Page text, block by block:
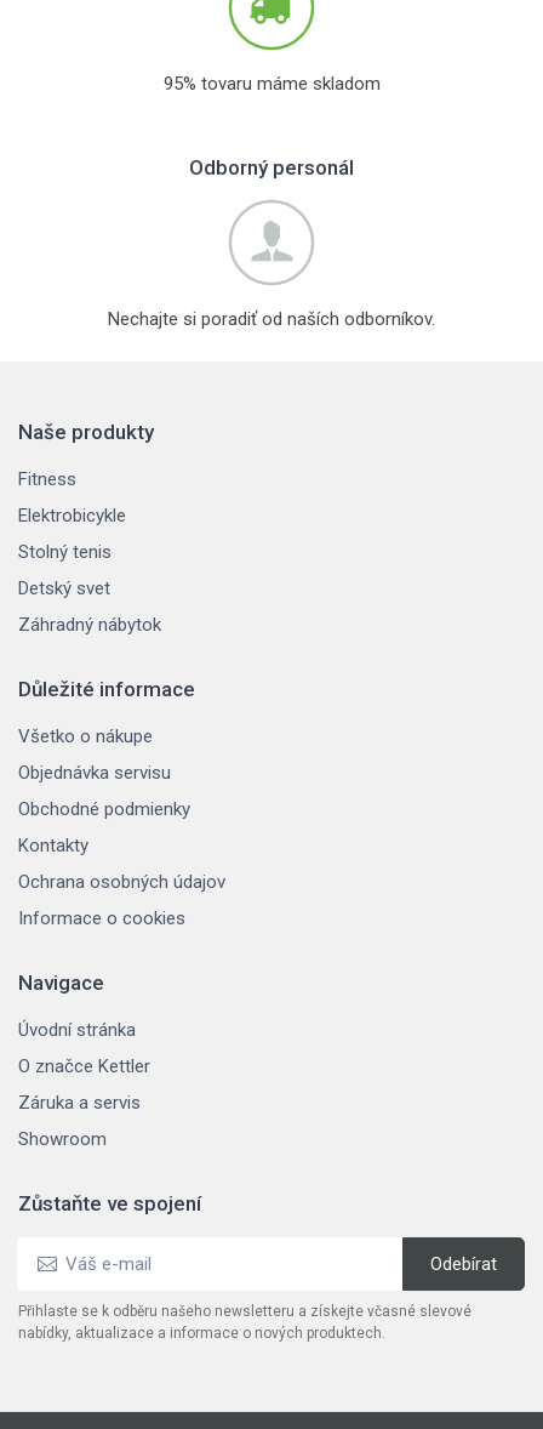
95% tovaru máme skladom
Odborný personál
Nechajte si poradiť od naších odborníkov.
Naše produkty
Fitness
Elektrobicykle
Stolný tenis
Detský svet
Záhradný nábytok
Důležité informace
Všetko o nákupe
Objednávka servisu
Obchodné podmienky
Kontakty
Ochrana osobných údajov
Informace o cookies
Navigace
Úvodní stránka
O značce Kettler
Záruka a servis
Showroom
Zůstaňte ve spojení
Přihlaste se k odběru našeho newsletteru a získejte včasné slevové
nabídky, aktualizace a informace o nových produktech.